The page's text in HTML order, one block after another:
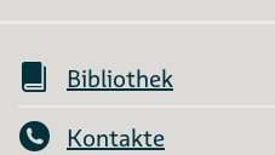
Bibliothek
Kontakte